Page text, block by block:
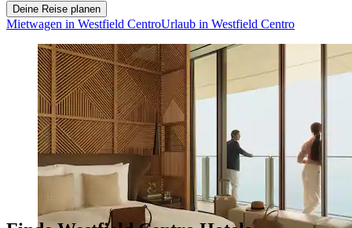
Deine Reise planen
Mietwagen in Westfield CentroUrlaub in Westfield Centro